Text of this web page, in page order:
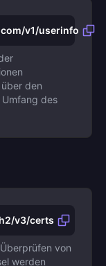
v1/userinfo
den
des
v3/certs
von
werden